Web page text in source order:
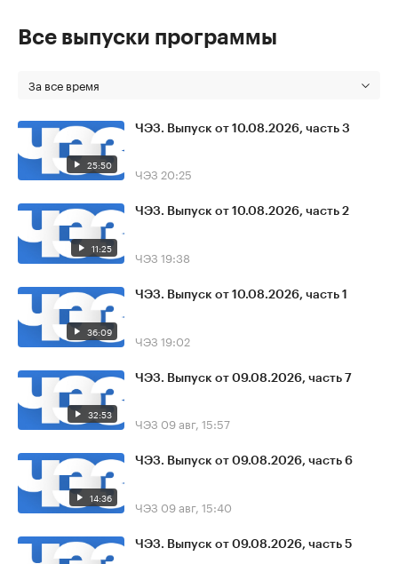
Все выпуски программы
За все время
25:50
ЧЭЗ. Выпуск от 10.08.2026, часть 3
ЧЭЗ 20:25
11:25
ЧЭЗ. Выпуск от 10.08.2026, часть 2
ЧЭЗ 19:38
36:09
ЧЭЗ. Выпуск от 10.08.2026, часть 1
ЧЭЗ 19:02
32:53
ЧЭЗ. Выпуск от 09.08.2026, часть 7
ЧЭЗ 09 авг, 15:57
14:36
ЧЭЗ. Выпуск от 09.08.2026, часть 6
ЧЭЗ 09 авг, 15:40
ЧЭЗ. Выпуск от 09.08.2026, часть 5